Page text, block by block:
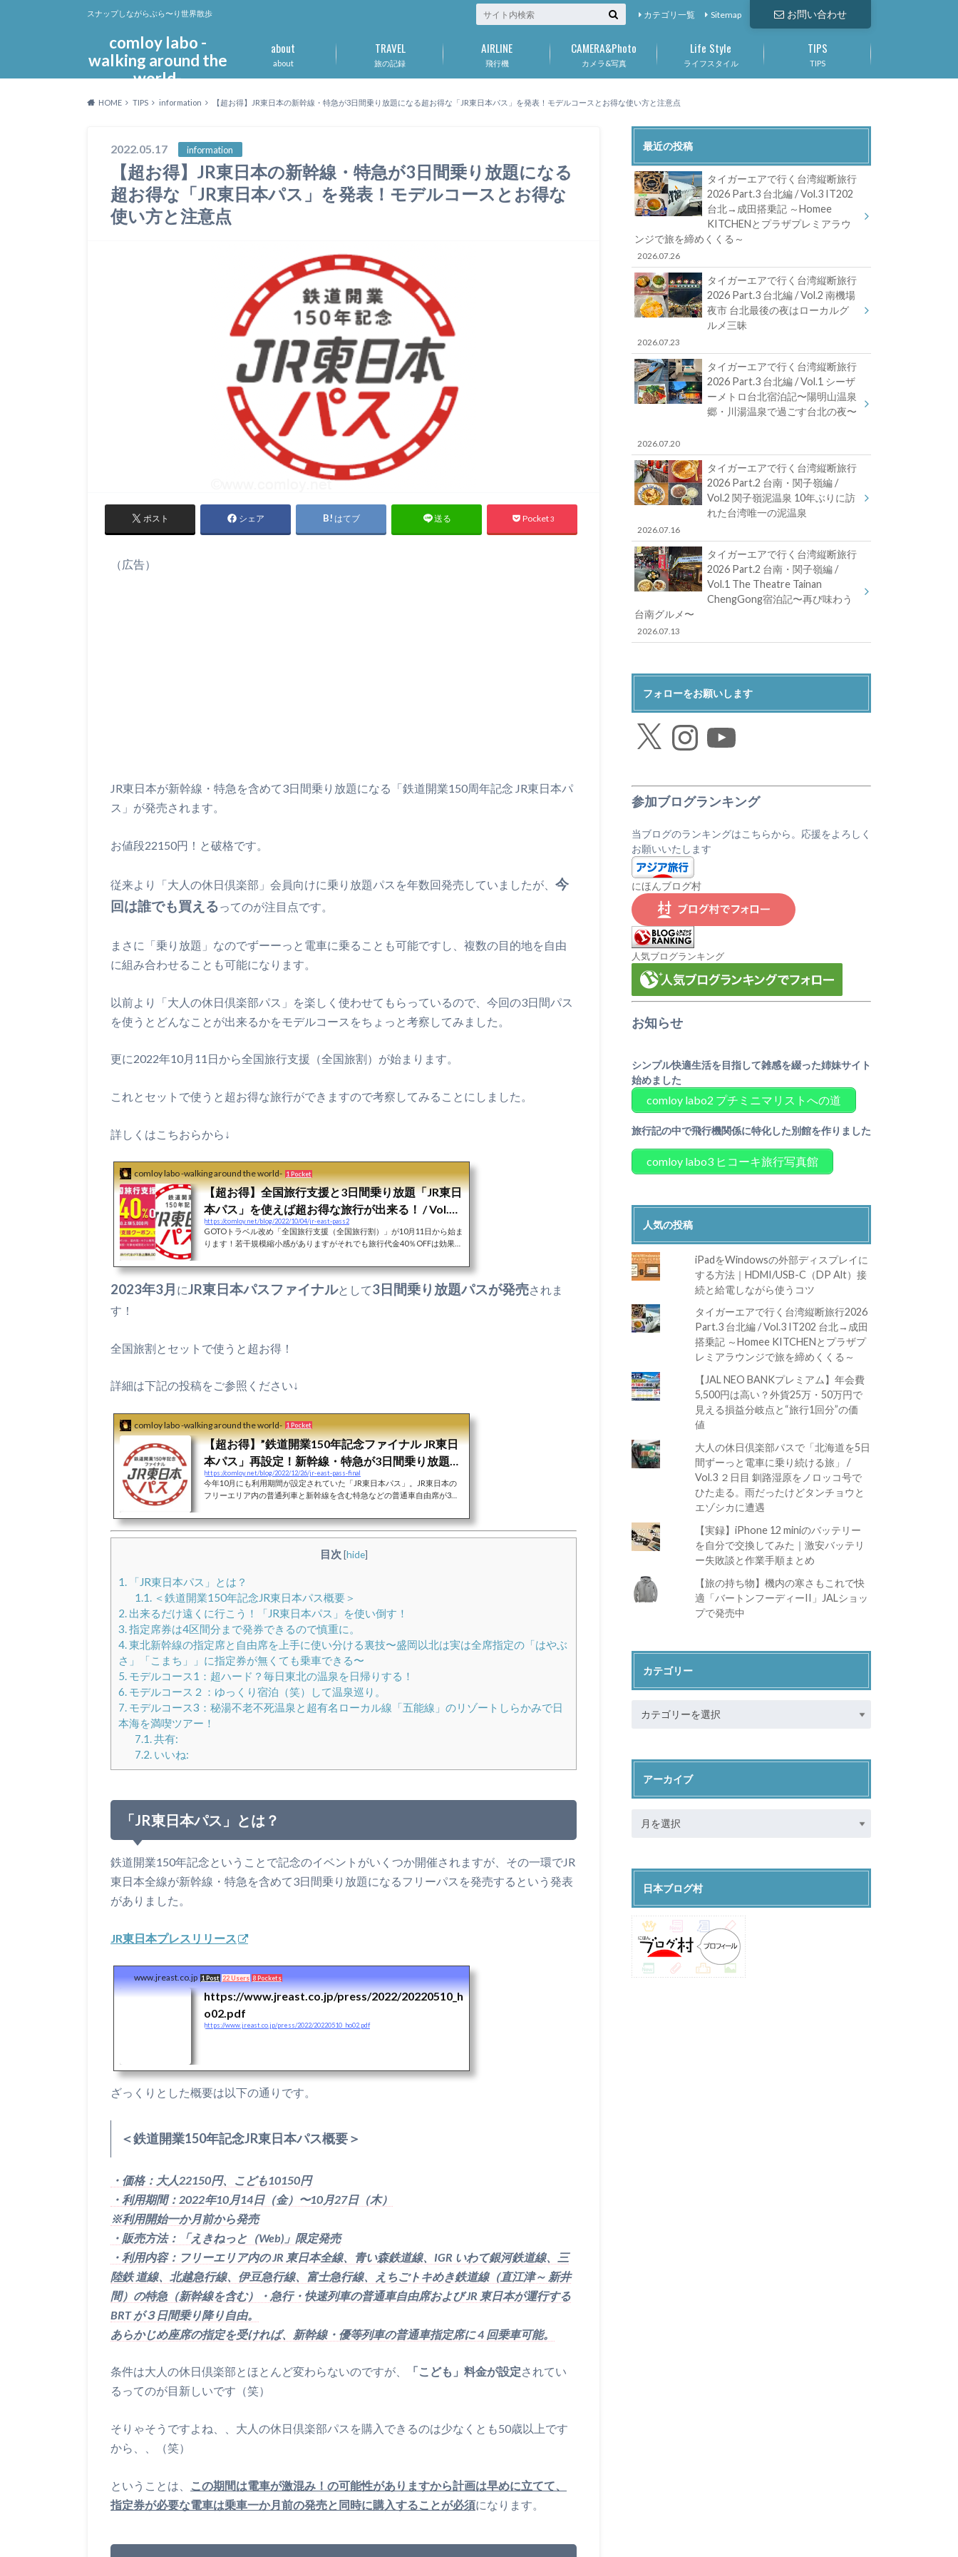
comloy labo -
walking around the
world-
スナップしながらぶら〜り世界散歩 お問い合わせ
カテゴリ一覧 Sitemap
about
about
旅の記録
TRAVEL
飛行機
AIRLINE
カメラ&写真
CAMERA&Photo
ライフスタイル
Life Style
TIPS
TIPS
HOME TIPS information 【超お得】JR東日本の新幹線・特急が3日間乗り放題になる超お得な「JR東日本パス」を発表！モデルコースとお得な使い方と注意点
2022.05.17 information
【超お得】JR東日本の新幹線・特急が3日間乗り放題になる
超お得な「JR東日本パス」を発表！モデルコースとお得な
使い方と注意点
ポスト シェア はてブ 送る Pocket3
（広告）
JR東日本が新幹線・特急を含めて3日間乗り放題になる「鉄道開業150周年記念 JR東日本パ
ス」が発売されます。
お値段22150円！と破格です。
従来より「大人の休日倶楽部」会員向けに乗り放題パスを年数回発売していましたが、 今
回は誰でも買えるってのが注目点です。
まさに「乗り放題」なのでずーーっと電車に乗ることも可能ですし、複数の目的地を自由
に組み合わせることも可能になります。
以前より「大人の休日倶楽部パス」を楽しく使わせてもらっているので、今回の3日間パス
を使うとどんなことが出来るかをモデルコースをちょっと考察してみました。
更に2022年10月11日から全国旅行支援（全国旅割）が始まります。
これとセットで使うと超お得な旅行ができますので考察してみることにしました。
詳しくはこちおらから↓
comloy labo -walking around the world- 1 Pocket
【超お得】全国旅行支援と3日間乗り放題「JR東日
本パス」を使えば超お得な旅行が出来る！ / Vol.1
全国旅行支援がどのぐらいお得か計算してみた
https://comloy.net/blog/2022/10/04/jr-east-pass2
GOTOトラベル改め「全国旅行支援（全国旅行割）」が10月11日から始ま
ります！若干規模縮小感がありますがそれでも旅行代金40％OFFは効果絶
本管内の電車が乗り放題になる「JR東日本パス」の利用期間入ります！同
由はない！しかも秋の絶好の行楽シーズン。今まで電車使い放題旅を毎年
2023年3月 にJR東日本パスファイナルとして3日間乗り放題パスが発売されま
す！
全国旅割とセットで使うと超お得！
詳細は下記の投稿をご参照ください↓
comloy labo -walking around the world- 1 Pocket
【超お得】”鉄道開業150年記念ファイナル JR東日
本パス」再設定！新幹線・特急が3日間乗り放題！
全国旅行支援とセットでモデルコースを考えてみ
た
https://comloy.net/blog/2022/12/26/jr-east-pass-final
今年10月にも利用期間が設定されていた「JR東日本パス」。JR東日本の
フリーエリア内の普通列車と新幹線を含む特急などの普通車自由席が3日
0年記念ファイナル JR東日本パス」として再設定されます！3日間乗り放
題で22150円は破格です。来年3月までは年明け1月10日から再開される全
が戻ってくる前の最後のチャンスかもしれませんね（笑）「鉄道開業150
目次 [hide]
1. 「JR東日本パス」とは？
1.1.＜鉄道開業150年記念JR東日本パス概要＞
2. 出来るだけ遠くに行こう！「JR東日本パス」を使い倒す！
3.指定席券は4区間分まで発券できるので慎重に。
4.東北新幹線の指定席と自由席を上手に使い分ける裏技〜盛岡以北は実は全席指定の「はやぶ
さ」「こまち」」に指定券が無くても乗車できる〜
5. モデルコース1：超ハード？毎日東北の温泉を日帰りする！
6. モデルコース２：ゆっくり宿泊（笑）して温泉巡り。
7. モデルコース3：秘湯不老不死温泉と超有名ローカル線「五能線」のリゾートしらかみで日
本海を満喫ツアー！
7.1.共有:
7.2.いいね:
「JR東日本パス」とは？
鉄道開業150年記念ということで記念のイベントがいくつか開催されますが、その一環でJR
東日本全線が新幹線・特急を含めて3日間乗り放題になるフリーパスを発売するという発表
がありました。
JR東日本プレスリリース
www.jreast.co.jp 1 Post 22 Users 8 Pockets
https://www.jreast.co.jp/press/2022/20220510_h
o02.pdf
https://www.jreast.co.jp/press/2022/20220510_ho02.pdf
ざっくりとした概要は以下の通りです。
＜鉄道開業150年記念JR東日本パス概要＞
・価格：大人22150円、こども10150円
・利用期間：2022年10月14日（金）〜10月27日（木）
※利用開始一か月前から発売
・販売方法：「えきねっと（Web)」限定発売
・利用内容：フリーエリア内の JR 東日本全線、青い森鉄道線、IGR いわて銀河鉄道線、三
陸鉄 道線、北越急行線、伊豆急行線、富士急行線、えちごトキめき鉄道線（直江津～ 新井
間）の特急（新幹線を含む）・急行・快速列車の普通車自由席および JR 東日本が運行する
BRT が３日間乗り降り自由。
あらかじめ座席の指定を受ければ、新幹線・優等列車の普通車指定席に 4 回乗車可能。
条件は大人の休日倶楽部とほとんど変わらないのですが、 「こども」料金が設定されてい
るってのが目新しいです（笑）
そりゃそうですよね、、大人の休日倶楽部パスを購入できるのは少なくとも50歳以上です
から、、（笑）
ということは、
この期間は電車が激混み！の可能性がありますから計画は早めに立てて、
指定券が必要な電車は乗車一か月前の発売と同時に購入することが必須になります。
最近の投稿
タイガーエアで行く台湾縦断旅行
2026 Part.3 台北編 / Vol.3 IT202
台北→成田搭乗記 ～Homee
KITCHENとプラザプレミアラウ
ンジで旅を締めくくる～
2026.07.26
タイガーエアで行く台湾縦断旅行
2026 Part.3 台北編 / Vol.2 南機場
夜市 台北最後の夜はローカルグ
ルメ三昧
2026.07.23
タイガーエアで行く台湾縦断旅行
2026 Part.3 台北編 / Vol.1 シーザ
ーメトロ台北宿泊記〜陽明山温泉
郷・川湯温泉で過ごす台北の夜〜
2026.07.20
タイガーエアで行く台湾縦断旅行
2026 Part.2 台南・関子嶺編 /
Vol.2 関子嶺泥温泉 10年ぶりに訪
れた台湾唯一の泥温泉
2026.07.16
タイガーエアで行く台湾縦断旅行
2026 Part.2 台南・関子嶺編 /
Vol.1 The Theatre Tainan
ChengGong宿泊記〜再び味わう
台南グルメ〜
2026.07.13
フォローをお願いします
Instagram
参加ブログランキング
当ブログのランキングはこちらから。応援をよろしく
お願いいたします
にほんブログ村
人気ブログランキング
お知らせ
シンプル快適生活を目指して雑感を綴った姉妹サイト
始めました
comloy labo2 プチミニマリストへの道
旅行記の中で飛行機関係に特化した別館を作りました
comloy labo3 ヒコーキ旅行写真館
人気の投稿
iPadをWindowsの外部ディスプレイに
する方法｜HDMI/USB-C（DP Alt）接
続と給電しながら使うコツ
タイガーエアで行く台湾縦断旅行2026
Part.3 台北編 / Vol.3 IT202 台北→成田
搭乗記 ～Homee KITCHENとプラザプ
レミアラウンジで旅を締めくくる～
【JAL NEO BANKプレミアム】年会費
5,500円は高い？外貨25万・50万円で
見える損益分岐点と“旅行1回分”の価
値
大人の休日倶楽部パスで「北海道を5日
間ずーっと電車に乗り続ける旅」 /
Vol.3 ２日目 釧路湿原をノロッコ号で
ひた走る。雨だったけどタンチョウと
エゾシカに遭遇
【実録】iPhone 12 miniのバッテリー
を自分で交換してみた｜激安バッテリ
ー失敗談と作業手順まとめ
【旅の持ち物】機内の寒さもこれで快
適「バートンフーディーII」JALショッ
プで発売中
カテゴリー
アーカイブ
日本ブログ村